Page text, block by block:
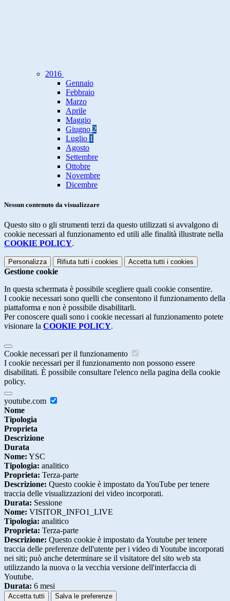
2016
Gennaio
Febbraio
Marzo
Aprile
Maggio
Giugno 2
Luglio 1
Agosto
Settembre
Ottobre
Novembre
Dicembre
Nessun contenuto da visualizzare
Questo sito o gli strumenti terzi da questo utilizzati si avvalgono di
cookie necessari al funzionamento ed utili alle finalità illustrate nella
COOKIE POLICY.
Personalizza Rifiuta tutti i cookies Accetta tutti i cookies
Gestione cookie
In questa schermata è possibile scegliere quali cookie consentire.
I cookie necessari sono quelli che consentono il funzionamento della
piattaforma e non è possibile disabilitarli.
Per conoscere quali sono i cookie necessari al funzionamento potete
visionare la COOKIE POLICY.
Cookie necessari per il funzionamento
I cookie necessari per il funzionamento non possono essere
disabilitati. È possibile consultare l'elenco nella pagina della cookie
policy.
youtube.com
Nome
Tipologia
Proprieta
Descrizione
Durata
Nome: YSC
Tipologia: analitico
Proprieta: Terza-parte
Descrizione: Questo cookie è impostato da YouTube per tenere
traccia delle visualizzazioni dei video incorporati.
Durata: Sessione
Nome: VISITOR_INFO1_LIVE
Tipologia: analitico
Proprieta: Terza-parte
Descrizione: Questo cookie è impostato da Youtube per tenere
traccia delle preferenze dell'utente per i video di Youtube incorporati
nei siti; può anche determinare se il visitatore del sito web sta
utilizzando la nuova o la vecchia versione dell'interfaccia di
Youtube.
Durata: 6 mesi
Accetta tutti Salva le preferenze